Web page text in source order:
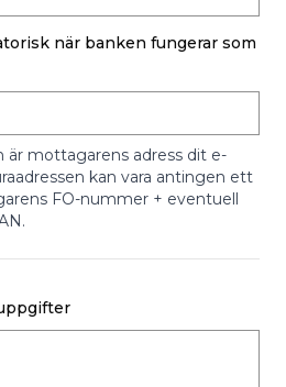
när banken fungerar som
är mottagarens adress dit e-
kan vara antingen ett
FO-nummer + eventuell